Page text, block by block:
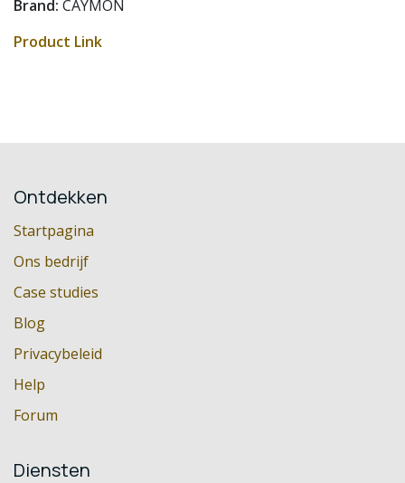
Brand: CAYMON
Product Link
Ontdekken
Startpagina
Ons bedrijf
Case studies
Blog
Privacybeleid
Help
Forum
Diensten